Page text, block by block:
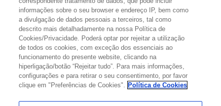
Tendo em conta que, provavelmente, o tratamento do cancro
danifica células e tecidos saudáveis surgem, assim, os efeitos
secundários. Alguns efeitos secundários específicos dependem,
principalmente, do tipo de tratamento e sua extensão (se são
tratamentos locais ou sistémicos).
Os efeitos secundários podem não ser os
informações sobre o seu browser e endereço IP, bem como
a divulgação de dados pessoais a terceiros, tal como
descrito mais detalhadamente na nossa Política de
Cookies/Privacidade. Poderá optar por rejeitar a utilização
de todos os cookies, com exceção dos essenciais ao
funcionamento do presente website, clicando na
hiperligação/botão “Rejeitar tudo”. Para mais informações,
configurações e para retirar o seu consentimento, por favor
clique em "Preferências de Cookies". Política de Cookies